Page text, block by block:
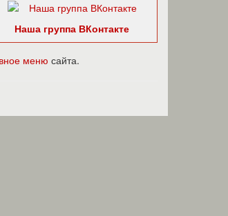
Наша группа ВКонтакте
меню сайта.